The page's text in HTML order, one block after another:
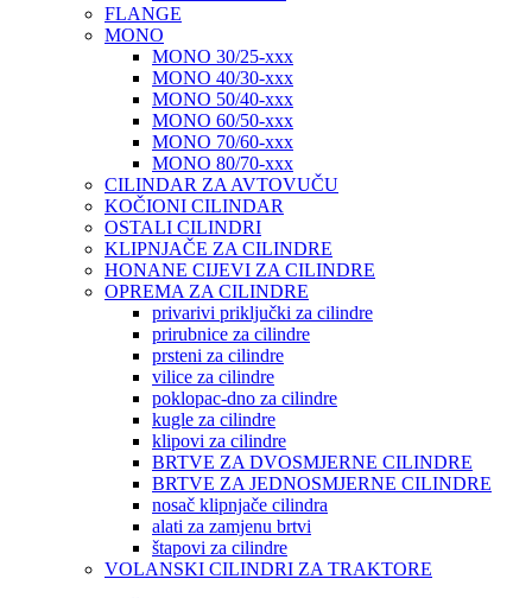
FLANGE
MONO
MONO 30/25-xxx
MONO 40/30-xxx
MONO 50/40-xxx
MONO 60/50-xxx
MONO 70/60-xxx
MONO 80/70-xxx
CILINDAR ZA AVTOVUČU
KOČIONI CILINDAR
OSTALI CILINDRI
KLIPNJAČE ZA CILINDRE
HONANE CIJEVI ZA CILINDRE
OPREMA ZA CILINDRE
privarivi priključki za cilindre
prirubnice za cilindre
prsteni za cilindre
vilice za cilindre
poklopac-dno za cilindre
kugle za cilindre
klipovi za cilindre
BRTVE ZA DVOSMJERNE CILINDRE
BRTVE ZA JEDNOSMJERNE CILINDRE
nosač klipnjače cilindra
alati za zamjenu brtvi
štapovi za cilindre
VOLANSKI CILINDRI ZA TRAKTORE